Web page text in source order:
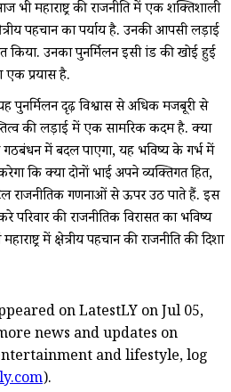
भी महाराष्ट्र की राजनीति में एक शक्तिशाली
पहचान का पर्याय है. उनकी आपसी लड़ाई
उनका पुनर्मिलन इसी ब्रांड की खोई हुई
प्रयास है.
पुनर्मिलन दृढ़ विश्वास से अधिक मजबूरी से
की लड़ाई में एक सामरिक कदम है. क्या
गठबंधन में बदल पाएगा, यह भविष्य के गर्भ में
कि क्या दोनों भाई अपने व्यक्तिगत हित,
राजनीतिक गणनाओं से ऊपर उठ पाते हैं. इस
परिवार की राजनीतिक विरासत का भविष्य
में क्षेत्रीय पहचान की राजनीति की दिशा
on LatestLY on Jul 05,
news and updates on
and lifestyle, log
).